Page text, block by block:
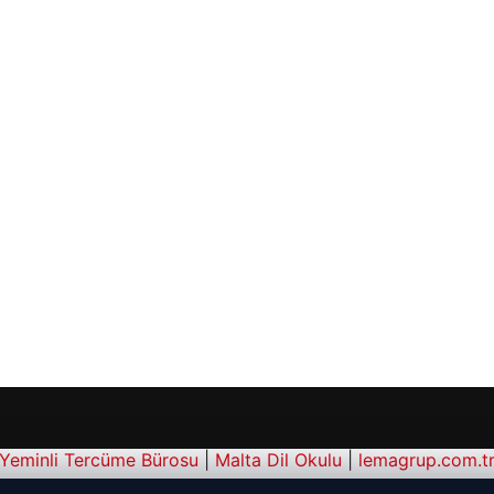
Yeminli Tercüme Bürosu Malta Dil Okulu
lemagrup.com.tr